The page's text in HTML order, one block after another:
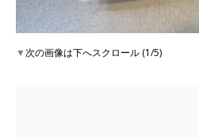
▼次の画像は下へスクロール (1/5)